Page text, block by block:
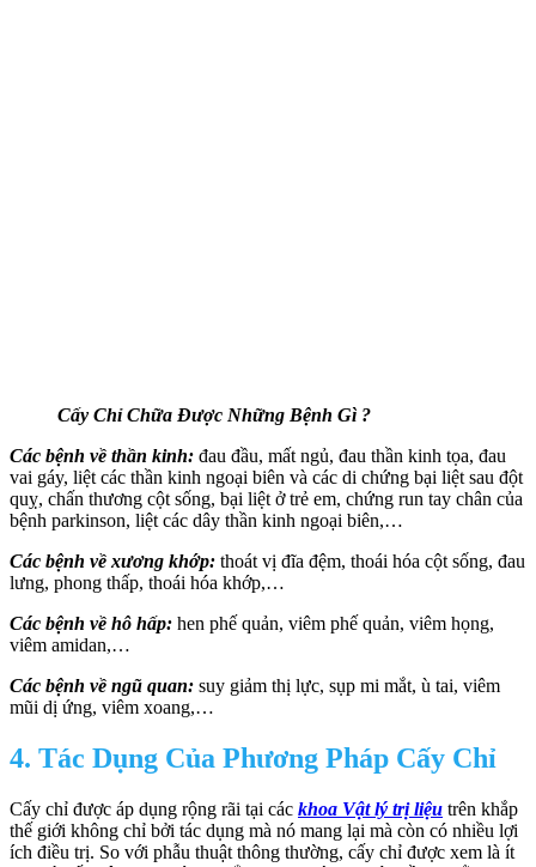
Cấy Chỉ Chữa Được Những Bệnh Gì ?
Các bệnh về thần kinh: đau đầu, mất ngủ, đau thần kinh tọa, đau
vai gáy, liệt các thần kinh ngoại biên và các di chứng bại liệt sau đột
quỵ, chấn thương cột sống, bại liệt ở trẻ em, chứng run tay chân của
bệnh parkinson, liệt các dây thần kinh ngoại biên,…
Các bệnh về xương khớp: thoát vị đĩa đệm, thoái hóa cột sống, đau
lưng, phong thấp, thoái hóa khớp,…
Các bệnh về hô hấp: hen phế quản, viêm phế quản, viêm họng,
viêm amidan,…
Các bệnh về ngũ quan: suy giảm thị lực, sụp mi mắt, ù tai, viêm
mũi dị ứng, viêm xoang,…
4. Tác Dụng Của Phương Pháp Cấy Chỉ
Cấy chỉ được áp dụng rộng rãi tại các khoa Vật lý trị liệu trên khắp
thế giới không chỉ bởi tác dụng mà nó mang lại mà còn có nhiều lợi
ích điều trị. So với phẫu thuật thông thường, cấy chỉ được xem là ít